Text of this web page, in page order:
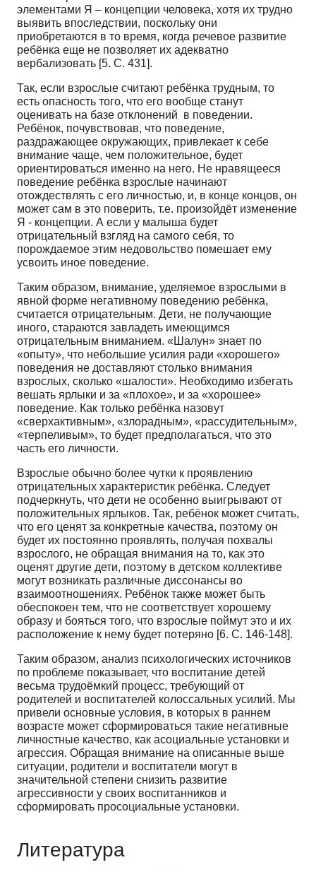
элементами Я – концепции человека, хотя их трудно
выявить впоследствии, поскольку они
приобретаются в то время, когда речевое развитие
ребёнка еще не позволяет их адекватно
вербализовать [5. С. 431].
Так, если взрослые считают ребёнка трудным, то
есть опасность того, что его вообще станут
оценивать на базе отклонений в поведении.
Ребёнок, почувствовав, что поведение,
раздражающее окружающих, привлекает к себе
внимание чаще, чем положительное, будет
ориентироваться именно на него. Не нравящееся
поведение ребёнка взрослые начинают
отождествлять с его личностью, и, в конце концов, он
может сам в это поверить, т.е. произойдёт изменение
Я - концепции. А если у малыша будет
отрицательный взгляд на самого себя, то
порождаемое этим недовольство помешает ему
усвоить иное поведение.
Таким образом, внимание, уделяемое взрослыми в
явной форме негативному поведению ребёнка,
считается отрицательным. Дети, не получающие
иного, стараются завладеть имеющимся
отрицательным вниманием. «Шалун» знает по
«опыту», что небольшие усилия ради «хорошего»
поведения не доставляют столько внимания
взрослых, сколько «шалости». Необходимо избегать
вешать ярлыки и за «плохое», и за «хорошее»
поведение. Как только ребёнка назовут
«сверхактивным», «злорадным», «рассудительным»,
«терпеливым», то будет предполагаться, что это
часть его личности.
Взрослые обычно более чутки к проявлению
отрицательных характеристик ребёнка. Следует
подчеркнуть, что дети не особенно выигрывают от
положительных ярлыков. Так, ребёнок может считать,
что его ценят за конкретные качества, поэтому он
будет их постоянно проявлять, получая похвалы
взрослого, не обращая внимания на то, как это
оценят другие дети, поэтому в детском коллективе
могут возникать различные диссонансы во
взаимоотношениях. Ребёнок также может быть
обеспокоен тем, что не соответствует хорошему
образу и бояться того, что взрослые поймут это и их
расположение к нему будет потеряно [6. С. 146-148].
Таким образом, анализ психологических источников
по проблеме показывает, что воспитание детей
весьма трудоёмкий процесс, требующий от
родителей и воспитателей колоссальных усилий. Мы
привели основные условия, в которых в раннем
возрасте может сформироваться такие негативные
личностные качество, как асоциальные установки и
агрессия. Обращая внимание на описанные выше
ситуации, родители и воспитатели могут в
значительной степени снизить развитие
агрессивности у своих воспитанников и
сформировать просоциальные установки.
Литература